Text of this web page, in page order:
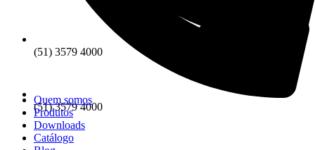
(51) 3579 4000
(51) 3579 4000
Quem somos
Produtos
Downloads
Catálogo